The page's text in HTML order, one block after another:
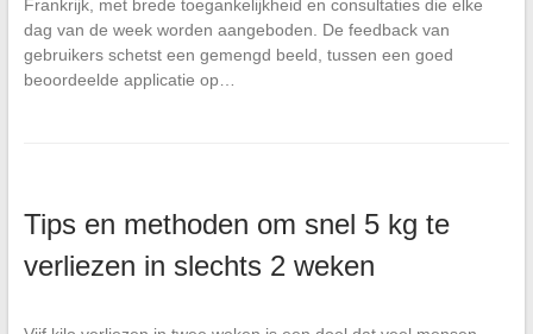
Frankrijk, met brede toegankelijkheid en consultaties die elke
dag van de week worden aangeboden. De feedback van
gebruikers schetst een gemengd beeld, tussen een goed
beoordeelde applicatie op…
Tips en methoden om snel 5 kg te
verliezen in slechts 2 weken